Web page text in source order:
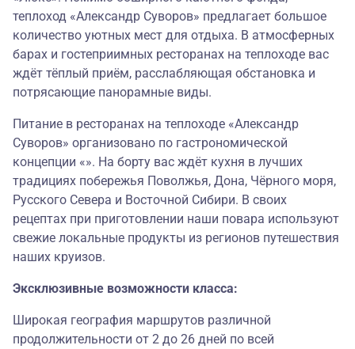
теплоход «Александр Суворов» предлагает большое
количество уютных мест для отдыха. В атмосферных
барах и гостеприимных ресторанах на теплоходе вас
ждёт тёплый приём, расслабляющая обстановка и
потрясающие панорамные виды.
Питание в ресторанах на теплоходе «Александр
Суворов» организовано по гастрономической
концепции «». На борту вас ждёт кухня в лучших
традициях побережья Поволжья, Дона, Чёрного моря,
Русского Севера и Восточной Сибири. В своих
рецептах при приготовлении наши повара используют
свежие локальные продукты из регионов путешествия
наших круизов.
Эксклюзивные возможности класса:
Широкая география маршрутов различной
продолжительности от 2 до 26 дней по всей